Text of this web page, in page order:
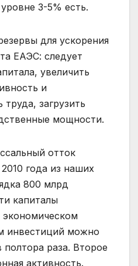
3-5% есть.
для ускорения
ЕАЭС: следует
увеличить
и
загрузить
мощности.
отток
года из наших
800 млрд
капиталы
инвестиций можно
раза. Второе
активность.